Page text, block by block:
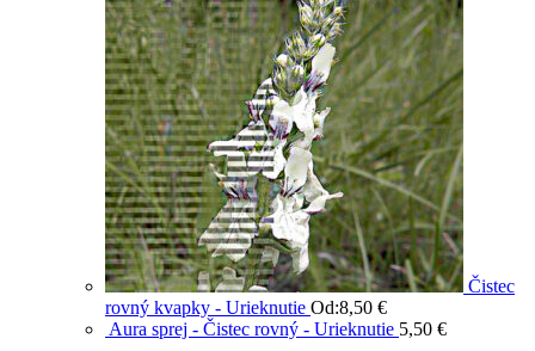
Čistec
rovný kvapky - Urieknutie Od:8,50 €
Aura sprej - Čistec rovný - Urieknutie 5,50 €